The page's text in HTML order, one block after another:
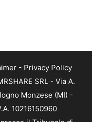
- Privacy Policy
SRL - Via A.
Monzese (MI) -
10216150960